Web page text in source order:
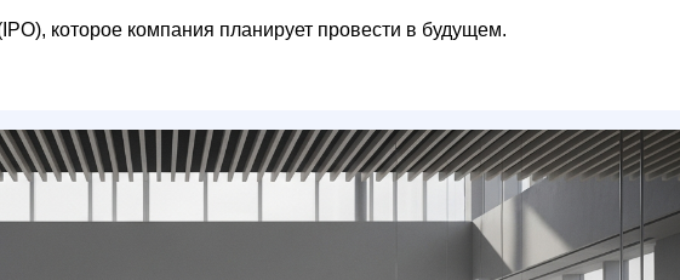
которое компания планирует провести в будущем.